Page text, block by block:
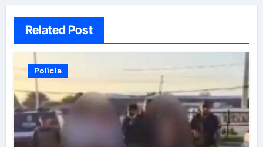
Related Post
Polícia